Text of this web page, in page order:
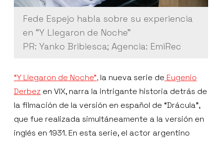
Fede Espejo habla sobre su experiencia
en “Y Llegaron de Noche”
PR: Yanko Bribiesca; Agencia: EmiRec
“Y Llegaron de Noche”, la nueva serie de Eugenio
Derbez en VIX, narra la intrigante historia detrás de
la filmación de la versión en español de “Drácula”,
que fue realizada simultáneamente a la versión en
inglés en 1931. En esta serie, el actor argentino